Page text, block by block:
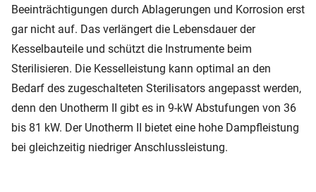
Beeinträchtigungen durch Ablagerungen und Korrosion erst
gar nicht auf. Das verlängert die Lebensdauer der
Kesselbauteile und schützt die Instrumente beim
Sterilisieren. Die Kesselleistung kann optimal an den
Bedarf des zugeschalteten Sterilisators angepasst werden,
denn den Unotherm II gibt es in 9-kW Abstufungen von 36
bis 81 kW. Der Unotherm II bietet eine hohe Dampfleistung
bei gleichzeitig niedriger Anschlussleistung.